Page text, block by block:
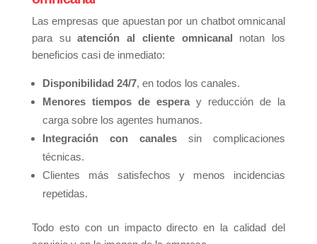
Las empresas que apuestan por un chatbot omnicanal
para suatención al cliente omnicanal notan los
beneficios casi de inmediato:
Disponibilidad 24/7, en todos los canales.
Menores tiempos de esperay reducción de la
carga sobre los agentes humanos.
Integración con canales sin complicaciones
técnicas.
Clientes más satisfechos y menos incidencias
repetidas.
Todo esto con un impacto directo en la calidad del